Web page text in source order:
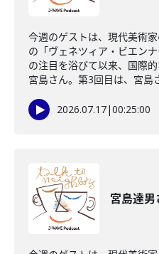
今週のゲストは、現代美術
の「ヴェネツィア・ビエン
の注目を浴びて以来、国際
宮島さん。第3回目は、宮島
2026.07.17|00:25:00
宮島達